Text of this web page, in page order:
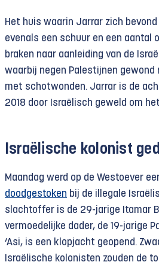
Het huis waarin Jarrar zich
evenals een schuur en een aantal
braken naar aanleiding van de
waarbij negen Palestijnen gewond
met schotwonden. Jarrar is de
2018 door Israëlisch geweld om
Israëlische kolonist
Maandag werd op de Westoever
doodgestoken bij de illegale
slachtoffer is de 29-jarige Itamar
vermoedelijke dader, de 19-jarige
‘Asi, is een klopjacht geopend.
Israëlische kolonisten zouden de